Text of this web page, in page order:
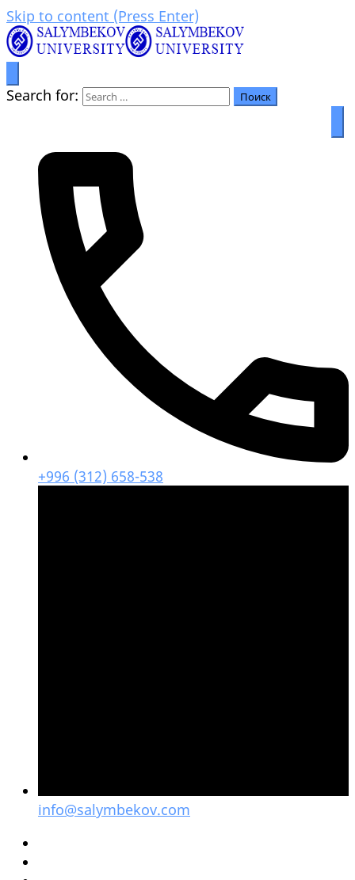
Skip to content (Press Enter)
Салымбеков университет
Prosperity through education
Search for:
+996 (312) 658-538
info@salymbekov.com